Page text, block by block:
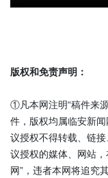
版权和免责声明：
①凡本网注明“稿件来
件，版权均属临安新
议授权不得转载、链
议授权的媒体、网站
网”，违者本网将追究